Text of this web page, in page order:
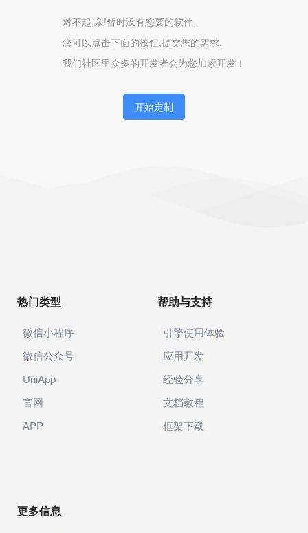
对不起,亲!暂时没有您要的软件,
您可以点击下面的按钮,提交您的需求,
我们社区里众多的开发者会为您加紧开发！
开始定制
热门类型
微信小程序
微信公众号
UniApp
官网
APP
帮助与支持
引擎使用体验
应用开发
经验分享
文档教程
框架下载
更多信息